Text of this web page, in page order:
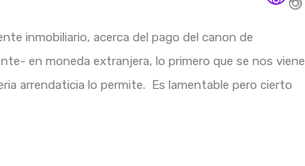
inmobiliario, acerca del pago del canon de
en moneda extranjera, lo primero que se nos viene
arrendaticia lo permite. Es lamentable pero cierto